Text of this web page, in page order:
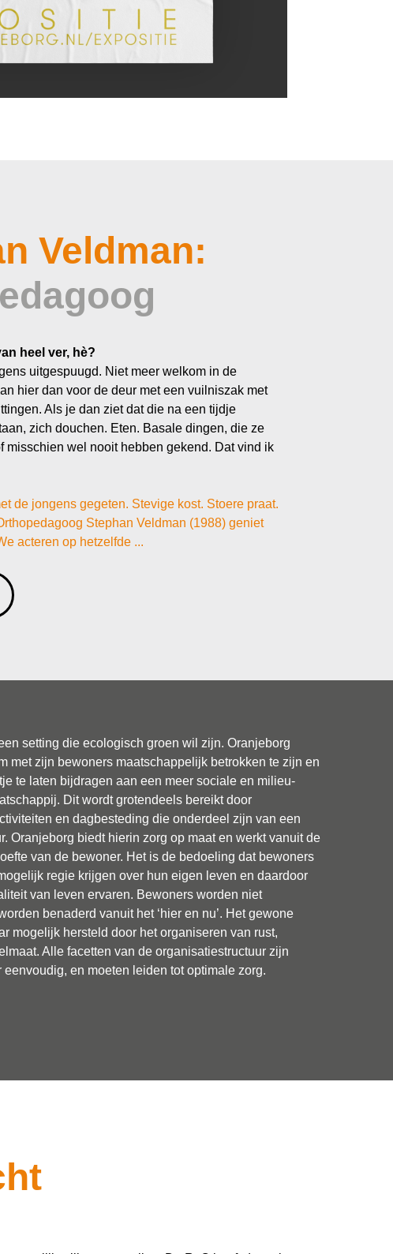
Veldman:
heel ver, hè?
uitgespuugd. Niet meer welkom in de
hier dan voor de deur met een vuilniszak met
Als je dan ziet dat die na een tijdje
zich douchen. Eten. Basale dingen, die ze
misschien wel nooit hebben gekend. Dat vind ik
de jongens gegeten. Stevige kost. Stoere praat.
Stephan Veldman (1988) geniet
acteren op hetzelfde ...
setting die ecologisch groen wil zijn. Oranjeborg
met zijn bewoners maatschappelijk betrokken te zijn en
te laten bijdragen aan een meer sociale en milieu-
Dit wordt grotendeels bereikt door
en dagbesteding die onderdeel zijn van een
Oranjeborg biedt hierin zorg op maat en werkt vanuit de
van de bewoner. Het is de bedoeling dat bewoners
regie krijgen over hun eigen leven en daardoor
van leven ervaren. Bewoners worden niet
benaderd vanuit het ‘hier en nu’. Het gewone
mogelijk hersteld door het organiseren van rust,
Alle facetten van de organisatiestructuur zijn
eenvoudig, en moeten leiden tot optimale zorg.